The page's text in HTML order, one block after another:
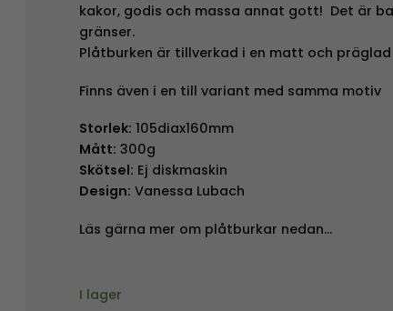
kakor, godis och massa annat gott! Det är
gränser.
Plåtburken är tillverkad i en matt och
Finns även i en till variant med samma motiv
Storlek: 105diax160mm
Mått: 300g
Skötsel: Ej diskmaskin
Design: Vanessa Lubach
Läs gärna mer om plåtburkar nedan…
I lager